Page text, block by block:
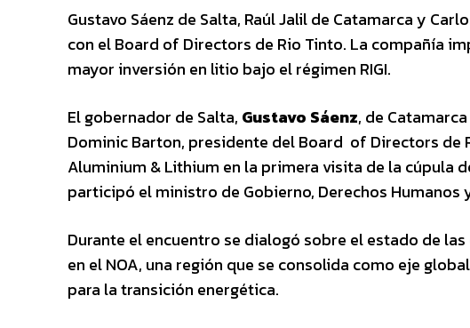
Gustavo Sáenz de Salta, Raúl Jalil de Catamarca y
con el Board of Directors de Rio Tinto. La compañía
mayor inversión en litio bajo el régimen RIGI.
El gobernador de Salta, Gustavo Sáenz, de Catamarca
Dominic Barton, presidente del Board of Directors
Aluminium & Lithium en la primera visita de la cúpula
participó el ministro de Gobierno, Derechos Humanos
Durante el encuentro se dialogó sobre el estado de
en el NOA, una región que se consolida como eje
para la transición energética.